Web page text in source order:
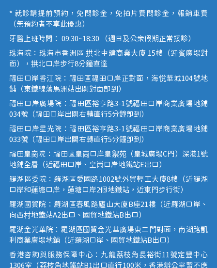
* 就診請提前預約，免問診金，免拍片費問診金，報銷車費
（無預約者不享此優惠）
牙醫上班時間： 09:30~18:30 （週日及公眾假期正常接診）
珠海院：珠海市香洲區 拱北中建商業大廈 15樓（迎賓廣場對
面），拱北口岸步行8分鐘直達
福田口岸香江院：福田區福田口岸正對面，海悅華城104號地
鋪（東鐵線落馬洲站出關對面即到）
福田口岸廣場院：福田區裕亨路3-1號福田口岸商業廣場地鋪
034號（福田口岸出關右轉直行5分鐘即到）
福田口岸星光院：福田區裕亨路3-1號福田口岸商業廣場地鋪
033號（福田口岸出關右轉直行5分鐘即到）
福田皇崗院：福田區皇崗口岸皇禦苑（皇城廣場C門）深港1號
地鋪全層（近福田口岸、皇崗口岸地鐵站E出口）
羅湖區委院：羅湖區愛國路1002號外貿輕工大廈8樓（近羅湖
口岸和蓮塘口岸，蓮塘口岸2個地鐵站，近東門步行街）
羅湖國貿院：羅湖區春風路廬山大廈B座21樓（近羅湖口岸、
向西村地鐵站A2出口、國貿地鐵站B出口）
羅湖金光華院：羅湖區國貿金光華廣場東二門對面，南湖路凱
利商業廣場地鋪（近羅湖口岸、國貿地鐵站B出口）
香港咨詢與服務保障中心：九龍荔枝角長裕街11號定豐中心
1306室（荔枝角地鐵站B1出口直行100米，香港辦公室暫不應